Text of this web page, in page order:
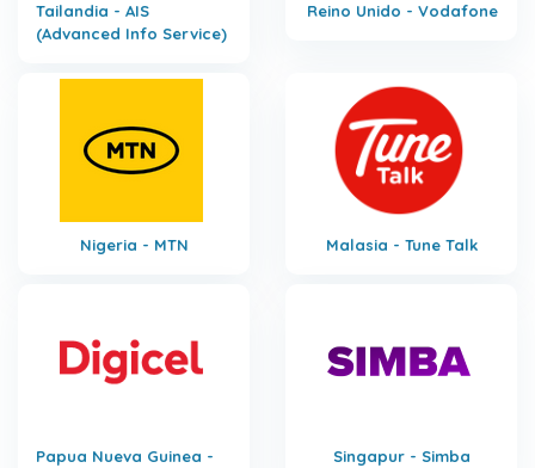
Tailandia - AIS
(Advanced Info Service)
Reino Unido - Vodafone
Nigeria - MTN Malasia - Tune Talk
Papua Nueva Guinea -
Singapur - Simba